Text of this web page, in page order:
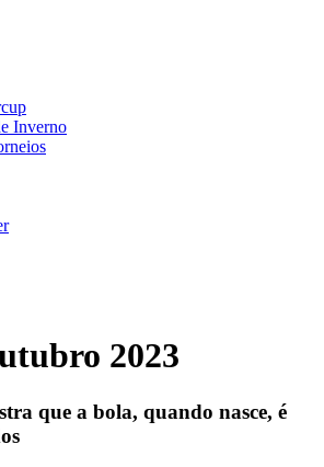
Inverno
2023
que a bola, quando nasce, é